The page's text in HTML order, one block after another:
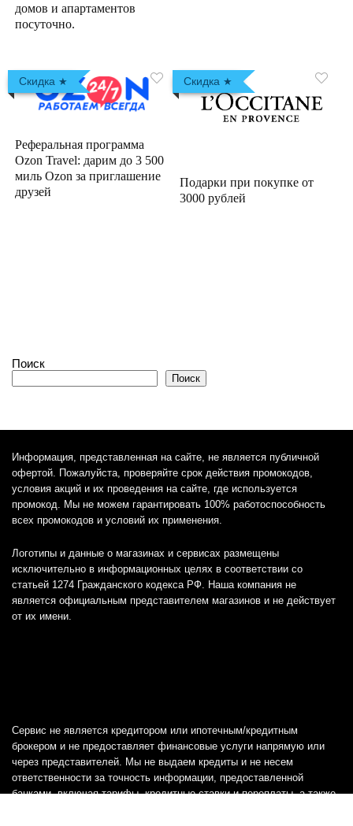
домов и апартаментов
посуточно.
Скидка
Реферальная программа
Ozon Travel: дарим до 3 500
миль Ozon за приглашение
друзей
Скидка
Подарки при покупке от
3000 рублей
Поиск
Поиск
Информация, представленная на сайте, не является публичной
офертой. Пожалуйста, проверяйте срок действия промокодов,
условия акций и их проведения на сайте, где используется
промокод. Мы не можем гарантировать 100% работоспособность
всех промокодов и условий их применения.
Логотипы и данные о магазинах и сервисах размещены
исключительно в информационных целях в соответствии со
статьей 1274 Гражданского кодекса РФ. Наша компания не
является официальным представителем магазинов и не действует
от их имени.
Сервис не является кредитором или ипотечным/кредитным
брокером и не предоставляет финансовые услуги напрямую или
через представителей. Мы не выдаем кредиты и не несем
ответственности за точность информации, предоставленной
банками, включая тарифы, кредитные ставки и переплаты, а также